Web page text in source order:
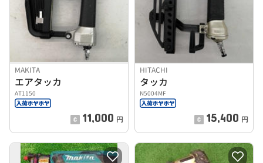
MAKITA
エアタッカ
AT1150
11,000 円
HITACHI
タッカ
N5004MF
15,400 円